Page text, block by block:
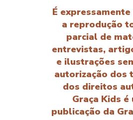
É
a reprodução
parcial de
entrevistas,
e ilustrações
autorização dos
dos direitos
Graça Kids é
publicação da